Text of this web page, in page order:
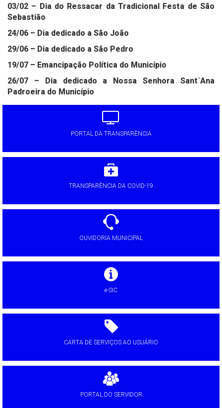
03/02 – Dia do Ressacar da Tradicional Festa de São
Sebastião
24/06 – Dia dedicado a São João
29/06 – Dia dedicado a São Pedro
19/07 – Emancipação Política do Município
26/07 – Dia dedicado a Nossa Senhora Sant`Ana
Padroeira do Município
PORTAL DA TRANSPARÊNCIA
TRANSPARÊNCIA DA COVID-19
OUVIDORIA MUNICIPAL
e-SIC
CARTA DE SERVIÇOS AO USUÁRIO
PORTAL DO SERVIDOR